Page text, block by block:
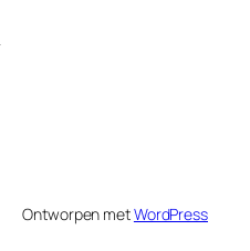
Ontworpen metWordPress